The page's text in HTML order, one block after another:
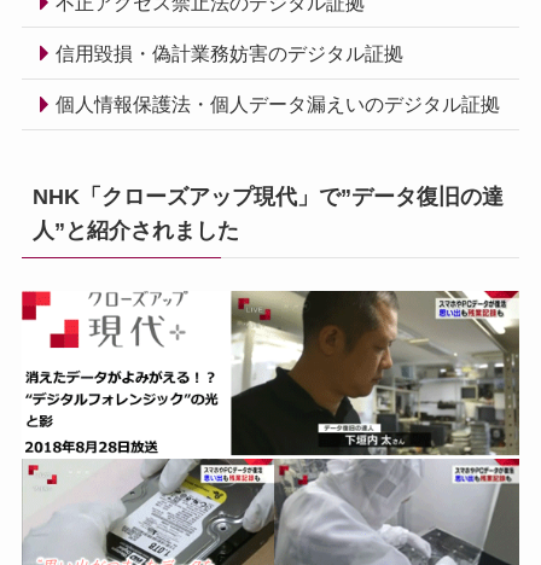
信用毀損・偽計業務妨害のデジタル証拠
個人情報保護法・個人データ漏えいのデジタル証拠
NHK「クローズアップ現代」で”データ復旧の達
人”と紹介されました